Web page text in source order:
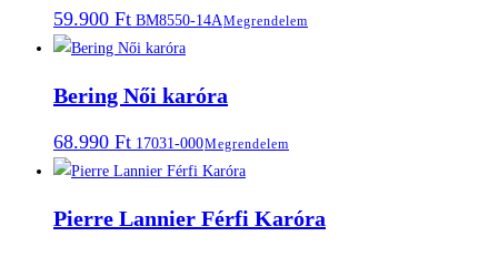
59.900 Ft BM8550-14AMegrendelem
Bering Női karóra
68.990 Ft 17031-000Megrendelem
Pierre Lannier Férfi Karóra